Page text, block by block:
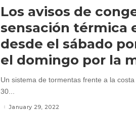
Los avisos de
sensación térmica
desde el sábado
el domingo por la
Un sistema de tormentas frente a la
30...
January 29, 2022